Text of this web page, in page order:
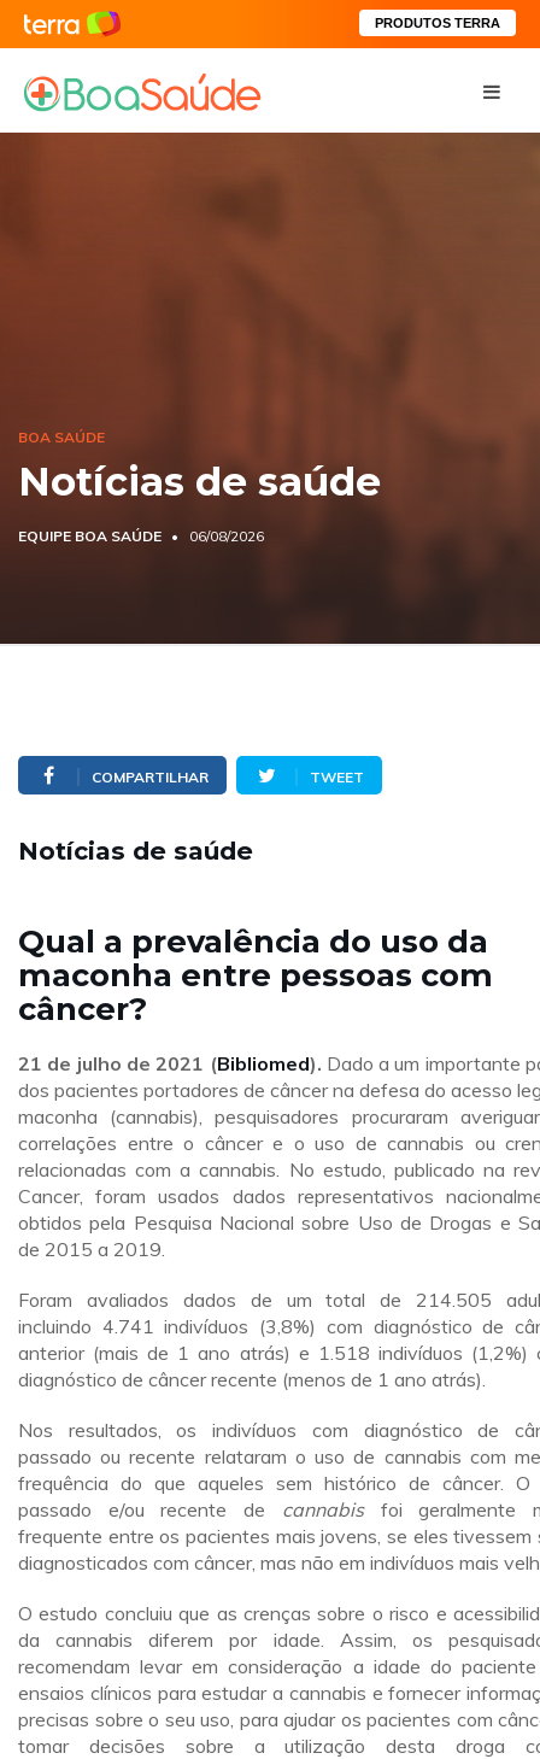
PRODUTOS TERRA
BOA SAÚDE
Notícias de saúde
EQUIPE BOA SAÚDE 06/08/2026
COMPARTILHAR TWEET
Notícias de saúde
Qual a prevalência do uso da
maconha entre pessoas com
câncer?
21 de julho de 2021 (Bibliomed). Dado a um importante
dos pacientes portadores de câncer na defesa do acesso
maconha (cannabis), pesquisadores procuraram
correlações entre o câncer e o uso de cannabis ou
relacionadas com a cannabis. No estudo, publicado na
Cancer, foram usados dados representativos
obtidos pela Pesquisa Nacional sobre Uso de Drogas e
de 2015 a 2019.
Foram avaliados dados de um total de 214.505
incluindo 4.741 indivíduos (3,8%) com diagnóstico de
anterior (mais de 1 ano atrás) e 1.518 indivíduos (1,2%)
diagnóstico de câncer recente (menos de 1 ano atrás).
Nos resultados, os indivíduos com diagnóstico de
passado ou recente relataram o uso de cannabis com
frequência do que aqueles sem histórico de câncer. O
passado e/ou recente de cannabisfoi geralmente
frequente entre os pacientes mais jovens, se eles tivessem
diagnosticados com câncer, mas não em indivíduos mais
O estudo concluiu que as crenças sobre o risco e
da cannabis diferem por idade. Assim, os
recomendam levar em consideração a idade do
ensaios clínicos para estudar a cannabis e fornecer
precisas sobre o seu uso, para ajudar os pacientes com
tomar decisões sobre a utilização desta droga